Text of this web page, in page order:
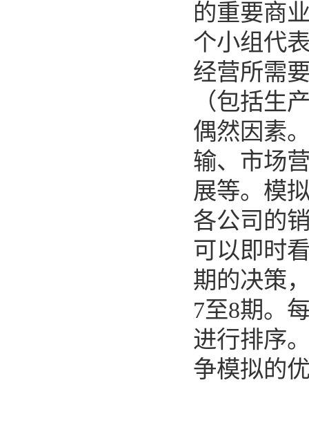
的重要商
个小组代
经营所需
（包括生
偶然因素
输、市场
展等。模
各公司的
可以即时
期的决策
7至8期。
进行排序
争模拟的